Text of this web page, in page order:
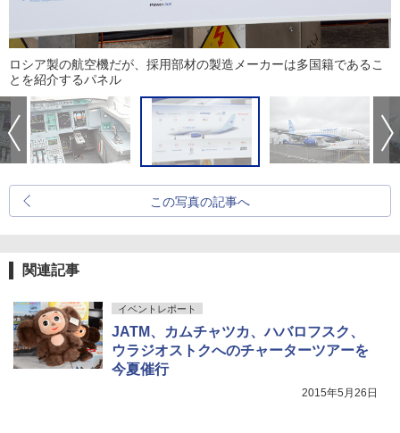
ロシア製の航空機だが、採用部材の製造メーカーは多国籍であるこ
とを紹介するパネル
この写真の記事へ
関連記事
イベントレポート
JATM、カムチャツカ、ハバロフスク、
ウラジオストクへのチャーターツアーを
今夏催行
2015年5月26日